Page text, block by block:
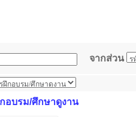
จากส่วน
อบรม/ศึกษาดูงาน